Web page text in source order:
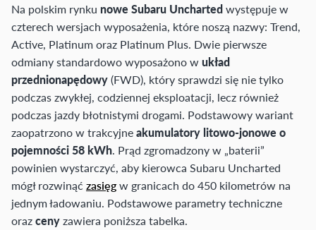
Na polskim rynku nowe Subaru Unchartedwystępuje w
czterech wersjach wyposażenia, które noszą nazwy: Trend,
Active, Platinum oraz Platinum Plus. Dwie pierwsze
odmiany standardowo wyposażono wukład
przednionapędowy(FWD), który sprawdzi się nie tylko
podczas zwykłej, codziennej eksploatacji, lecz również
podczas jazdy błotnistymi drogami. Podstawowy wariant
zaopatrzono w trakcyjneakumulatory litowo-jonowe o
pojemności 58 kWh. Prąd zgromadzony w „baterii”
powinien wystarczyć, aby kierowca Subaru Uncharted
mógł rozwinąć zasięgw granicach do 450 kilometrów na
jednym ładowaniu. Podstawowe parametry techniczne
orazcenyzawiera poniższa tabelka.